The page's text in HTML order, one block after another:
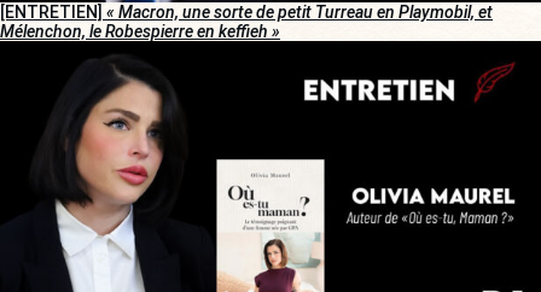
[ENTRETIEN] « Macron, une sorte de petit Turreau en Playmobil, et
Mélenchon, le Robespierre en keffieh »